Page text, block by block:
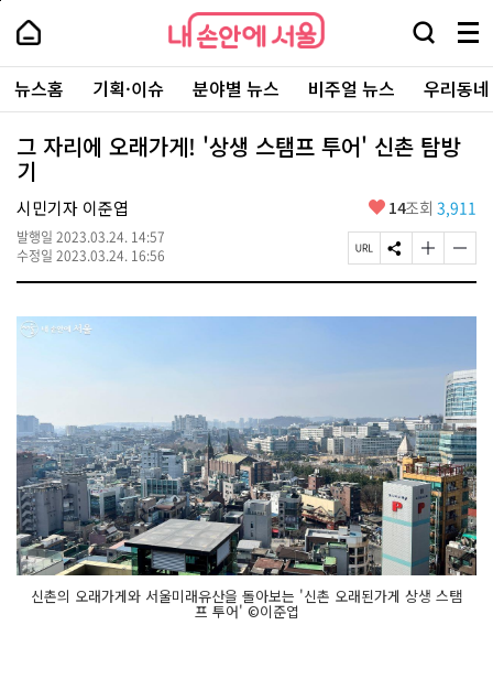
본
로
가
내
손
안
에
서
울
-
서
울
시
대
표
소
통
포
내
손
에
울
검
창
열
기
메
뉴
전
체
보
주
요
서
뉴스홈 기획·이슈 분야별 뉴스 비주얼 뉴스 우리동
그 자리에 오래가게! '상생 스탬프 투어' 신촌 탐방
기
시민기자 이준엽
발행일 2023.03.24. 14:57
수정일 2023.03.24. 16:56
좋
요
14조회 3,911
페
이
U
S
N
공
글
자
기
기
글
자
기
변
경
하
기
신촌의 오래가게와 서울미래유산을 돌아보는 '신촌 오래된가게 상생 스탬
프 투어' ©이준엽
페
상
단
로